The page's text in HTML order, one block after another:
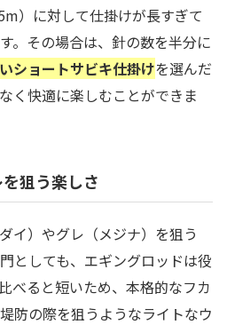
）に対して仕掛けが長すぎて
。その場合は、針の数を半分に
ショートサビキ仕掛けを選んだ
く快適に楽しむことができま
狙う楽しさ
イ）やグレ（メジナ）を狙う
としても、エギングロッドは役
べると短いため、本格的なフカ
防の際を狙うようなライトなウ